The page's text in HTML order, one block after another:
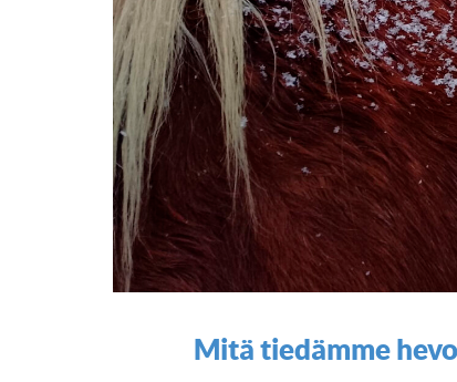
Mitä tiedämme